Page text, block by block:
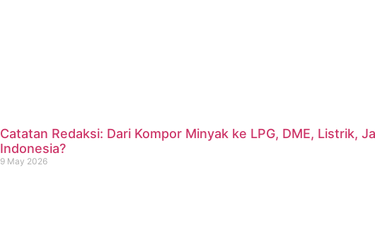
Catatan Redaksi: Dari Kompor Minyak ke LPG, DME, Listrik,
Indonesia?
9 May 2026